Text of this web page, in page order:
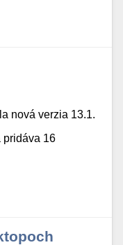
nová verzia 13.1.
pridáva 16